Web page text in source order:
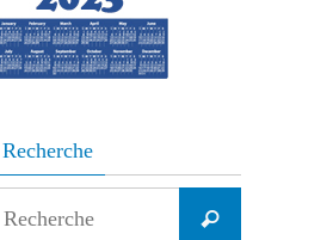
Recherche
Recherche